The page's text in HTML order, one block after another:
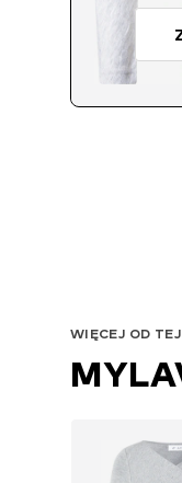
WIĘCEJ OD